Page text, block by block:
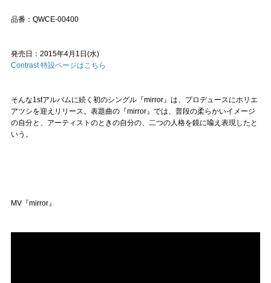
品番：QWCE-00400
発売日：2015年4月1日(水)
Contrast 特設ページはこちら
そんな1stアルバムに続く初のシングル『mirror』は、プロデュースにホリエ
アツシを迎えリリース。表題曲の『mirror』では、普段の柔らかいイメージ
の自分と、アーティストのときの自分の、二つの人格を鏡に喩え表現したと
いう。
MV『mirror』